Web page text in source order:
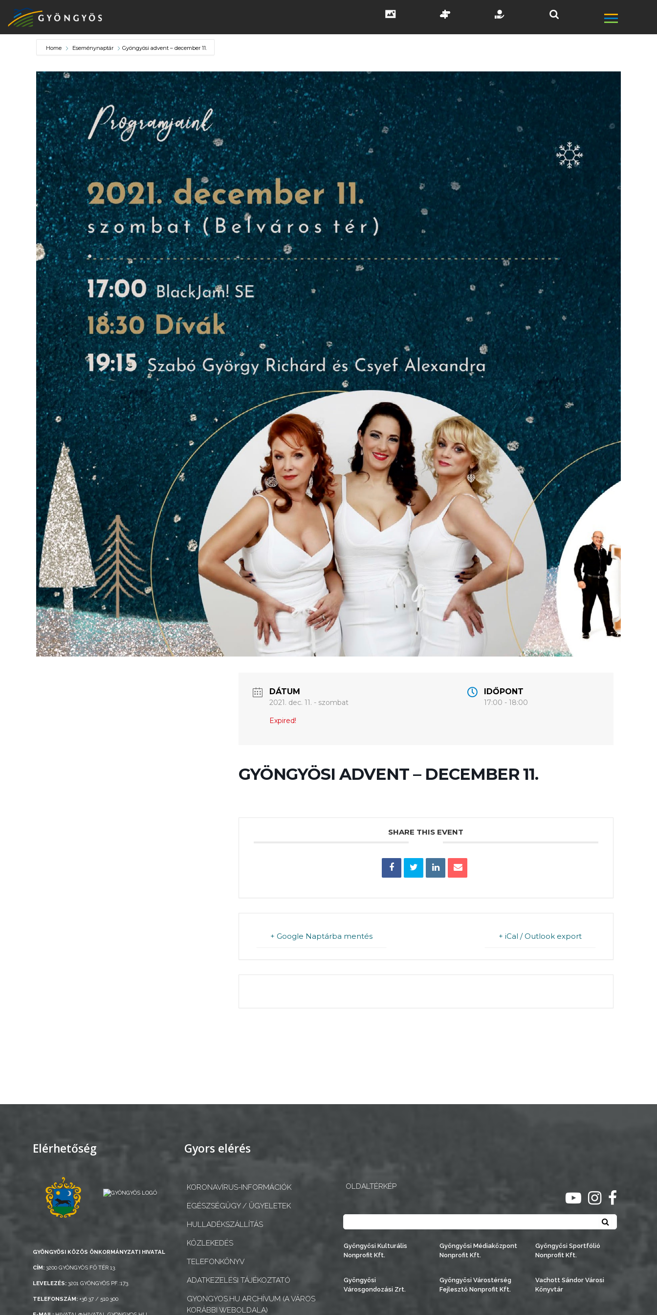
A
VÁROS
KIEMELT
LÁTVÁNYOSSÁGOK
GYÖNGYÖS
VÁROS
ÉRTÉKTÁRA
VÁROSUNKRÓL
LAKOSSÁGI
INFORMÁCIÓK
HASZNOS
KVÍZ
A
VÁROS
PÉNZÜGYEI
KÖLTSÉGVETÉSI
RENDELETEK
AZ
ÉPÜLŐ
VÁROS
FEJLESZTÉSEK
KÖRNYEZETVÉDELEM
INTÉZMÉNYEK
E-
TESTÜLETI
ANYAGOK
GEOTERM-
GYÖNGYÖS
Home Eseménynaptár Gyöngyösi advent – december 11.
DÁTUM
2021. dec. 11. - szombat
Expired!
IDŐPONT
17:00 - 18:00
GYÖNGYÖSI ADVENT – DECEMBER 11.
SHARE THIS EVENT
+ Google Naptárba mentés + iCal / Outlook export
Elérhetőség
GYÖNGYÖSI KÖZÖS ÖNKORMÁNYZATI HIVATAL
CÍM: 3200 GYÖNGYÖS FŐ TÉR 13.
LEVELEZÉS: 3201 GYÖNGYÖS PF.:173.
TELEFONSZÁM: +36 37 / 510 300
Gyors elérés
KORONAVÍRUS-INFORMÁCIÓK
EGÉSZSÉGÜGY / ÜGYELETEK
HULLADÉKSZÁLLÍTÁS
KÖZLEKEDÉS
TELEFONKÖNYV
ADATKEZELÉSI TÁJÉKOZTATÓ
GYONGYOS.HU ARCHÍVUM (A VÁROS
KORÁBBI WEBOLDALA)
OLDALTÉRKÉP
ugrás youtube
ugrásugrás
Keresés
Gyöngyösi Kulturális
Nonprofit Kft.
Gyöngyösi Médiaközpont
Nonprofit Kft.
Gyöngyösi Sportfólió
Nonprofit Kft.
Gyöngyösi
Városgondozási Zrt.
Gyöngyösi Várostérség
Fejlesztő Nonprofit Kft.
Vachott Sándor Városi
Könyvtár